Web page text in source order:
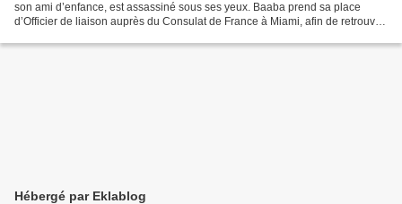
son ami d’enfance, est assassiné sous ses yeux. Baaba prend sa place
d’Officier de liaison auprès du Consulat de France à Miami, afin de retrouver
Hébergé par Eklablog